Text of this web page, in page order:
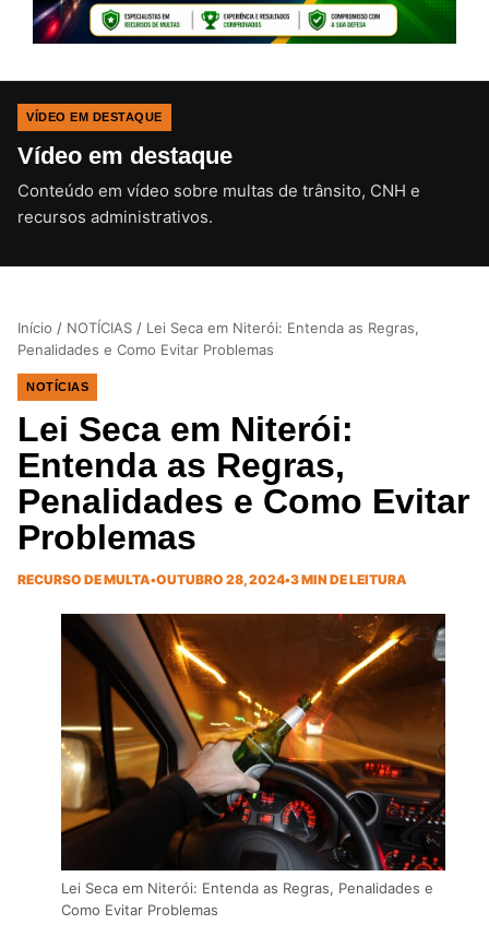
VÍDEO EM DESTAQUE
Vídeo em destaque
Conteúdo em vídeo sobre multas de trânsito, CNH e
recursos administrativos.CLIQUE PARA ATIVAR O SOM
Início / NOTÍCIAS / Lei Seca em Niterói: Entenda as Regras,
Penalidades e Como Evitar Problemas
NOTÍCIAS
Lei Seca em Niterói:
Entenda as Regras,
Penalidades e Como Evitar
Problemas
RECURSO DE MULTA•OUTUBRO 28, 2024•3 MIN DE LEITURA
Lei Seca em Niterói: Entenda as Regras, Penalidades e
Como Evitar Problemas